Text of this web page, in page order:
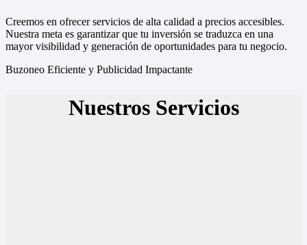
Creemos en ofrecer servicios de alta calidad a precios accesibles.
Nuestra meta es garantizar que tu inversión se traduzca en una
mayor visibilidad y generación de oportunidades para tu negocio.
Buzoneo Eficiente y Publicidad Impactante
Nuestros Servicios